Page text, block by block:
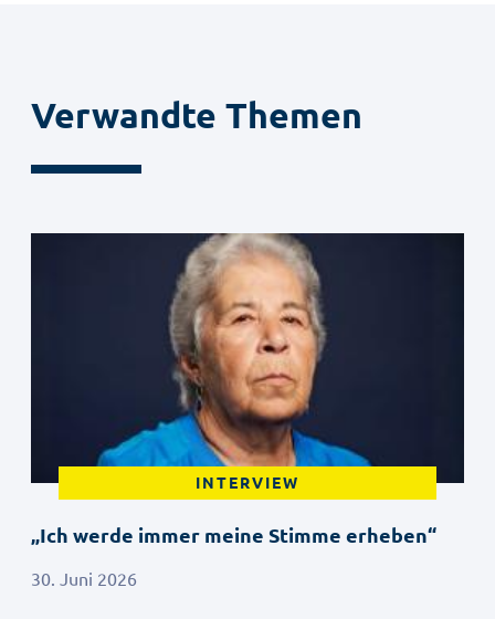
Verwandte Themen
INTERVIEW
„Ich werde immer meine Stimme erheben“
30. Juni 2026